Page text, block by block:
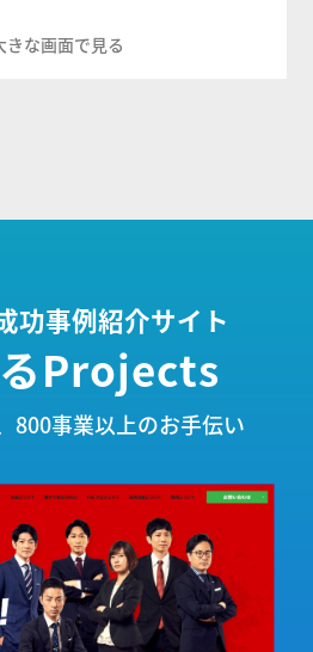
きな画面で見る
功事例紹介サイト
Projects
800事業以上のお手伝い